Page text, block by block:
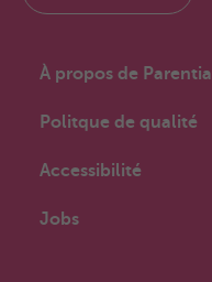
À propos de Parentia
Politque de qualité
Accessibilité
Jobs